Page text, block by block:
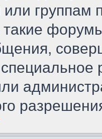
или группам
такие